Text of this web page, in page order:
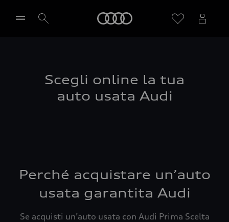
Scegli online la tua
auto usata Audi
Perché acquistare un’auto
usata garantita Audi
Se acquisti un’auto usata con Audi Prima Scelta